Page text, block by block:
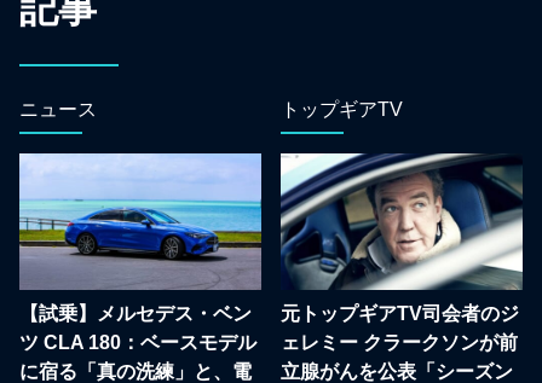
記事
ニュース
【試乗】メルセデス・ベン
ツ CLA 180：ベースモデル
に宿る「真の洗練」と、電
トップギアTV
元トップギアTV司会者のジ
ェレミー クラークソンが前
立腺がんを公表「シーズン